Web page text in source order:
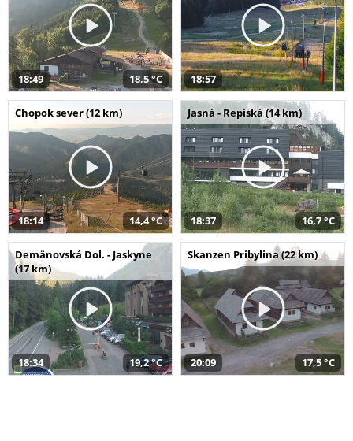
18:49 18,5 °C 18:57
Chopok sever (12 km)
18:14 14,4 °C
Jasná - Repiská (14 km)
18:37 16,7 °C
Demänovská Dol. - Jaskyne
(17 km)
18:34 19,2 °C
Skanzen Pribylina (22 km)
20:09 17,5 °C